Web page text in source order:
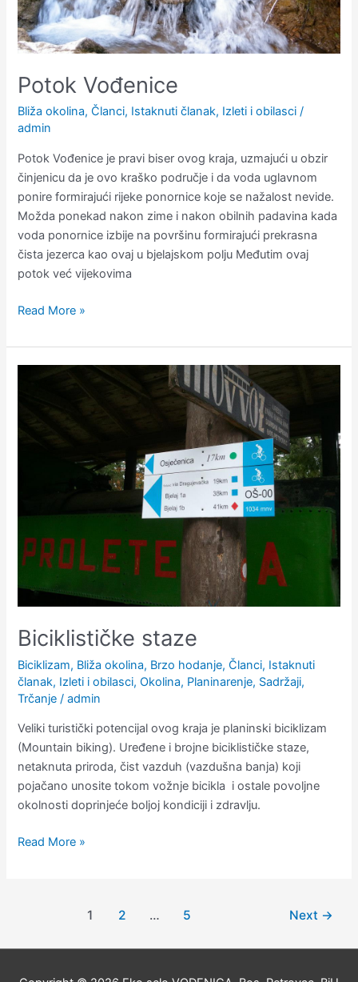
Potok Vođenice
Bliža okolina,Članci, Istaknuti članak, Izleti i obilasci /
admin
Potok Vođenice je pravi biser ovog kraja, uzmajući u obzir
činjenicu da je ovo kraško područje i da voda uglavnom
ponire formirajući rijeke ponornice koje se nažalost nevide.
Možda ponekad nakon zime i nakon obilnih padavina kada
voda ponornice izbije na površinu formirajući prekrasna
čista jezerca kao ovaj u bjelajskom polju Međutim ovaj
potok već vijekovima
Read More »
Biciklističke staze
Biciklizam, Bliža okolina, Brzo hodanje,Članci, Istaknuti
članak, Izleti i obilasci,Okolina, Planinarenje, Sadržaji,
Trčanje /admin
Veliki turistički potencijal ovog kraja je planinski biciklizam
(Mountain biking). Uređene i brojne biciklističke staze,
netaknuta priroda, čist vazduh (vazdušna banja) koji
pojačano unosite tokom vožnje bicikla i ostale povoljne
okolnosti doprinjeće boljoj kondiciji i zdravlju.
Read More »
1 2 … 5 Next →